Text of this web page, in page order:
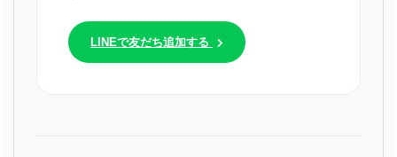
LINEで友だち追加する